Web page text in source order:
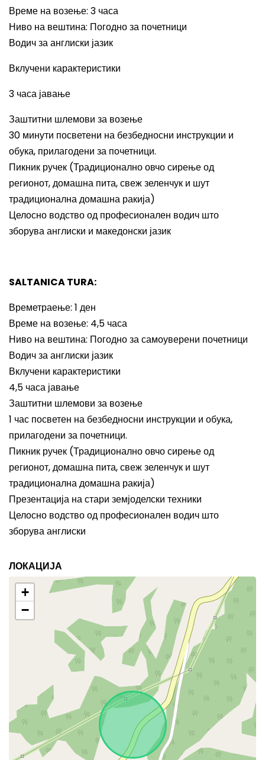
Време на возење: 3 часа
Ниво на вештина: Погодно за почетници
Водич за англиски јазик
Вклучени карактеристики
3 часа јавање
Заштитни шлемови за возење
30 минути посветени на безбедносни инструкции и
обука, прилагодени за почетници.
Пикник ручек (Традиционално овчо сирење од
регионот, домашна пита, свеж зеленчук и шут
традиционална домашна ракија)
Целосно водство од професионален водич што
зборува англиски и македонски јазик
SALTANICA TURA:
Времетраење: 1 ден
Време на возење: 4,5 часа
Ниво на вештина: Погодно за самоуверени почетници
Водич за англиски јазик
Вклучени карактеристики
4,5 часа јавање
Заштитни шлемови за возење
1 час посветен на безбедносни инструкции и обука,
прилагодени за почетници.
Пикник ручек (Традиционално овчо сирење од
регионот, домашна пита, свеж зеленчук и шут
традиционална домашна ракија)
Презентација на стари земјоделски техники
Целосно водство од професионален водич што
зборува англиски
ЛОКАЦИЈА
+
−